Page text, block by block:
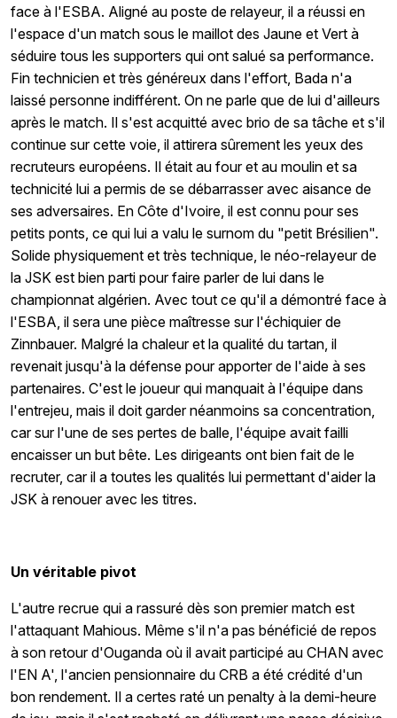
face à l'ESBA. Aligné au poste de relayeur, il a réussi en
l'espace d'un match sous le maillot des Jaune et Vert à
séduire tous les supporters qui ont salué sa performance.
Fin technicien et très généreux dans l'effort, Bada n'a
laissé personne indifférent. On ne parle que de lui d'ailleurs
après le match. Il s'est acquitté avec brio de sa tâche et s'il
continue sur cette voie, il attirera sûrement les yeux des
recruteurs européens. Il était au four et au moulin et sa
technicité lui a permis de se débarrasser avec aisance de
ses adversaires. En Côte d'Ivoire, il est connu pour ses
petits ponts, ce qui lui a valu le surnom du "petit Brésilien".
Solide physiquement et très technique, le néo-relayeur de
la JSK est bien parti pour faire parler de lui dans le
championnat algérien. Avec tout ce qu'il a démontré face à
l'ESBA, il sera une pièce maîtresse sur l'échiquier de
Zinnbauer. Malgré la chaleur et la qualité du tartan, il
revenait jusqu'à la défense pour apporter de l'aide à ses
partenaires. C'est le joueur qui manquait à l'équipe dans
l'entrejeu, mais il doit garder néanmoins sa concentration,
car sur l'une de ses pertes de balle, l'équipe avait failli
encaisser un but bête. Les dirigeants ont bien fait de le
recruter, car il a toutes les qualités lui permettant d'aider la
JSK à renouer avec les titres.
Un véritable pivot
L'autre recrue qui a rassuré dès son premier match est
l'attaquant Mahious. Même s'il n'a pas bénéficié de repos
à son retour d'Ouganda où il avait participé au CHAN avec
l'EN A', l'ancien pensionnaire du CRB a été crédité d'un
bon rendement. Il a certes raté un penalty à la demi-heure